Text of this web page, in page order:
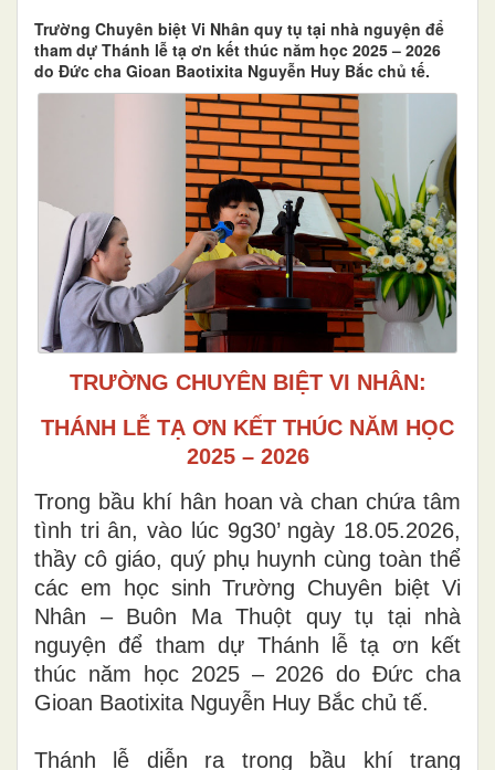
Trường Chuyên biệt Vi Nhân quy tụ tại nhà nguyện để
tham dự Thánh lễ tạ ơn kết thúc năm học 2025 – 2026
do Đức cha Gioan Baotixita Nguyễn Huy Bắc chủ tế.
TRƯỜNG CHUYÊN BIỆT VI NHÂN:
THÁNH LỄ TẠ ƠN KẾT THÚC NĂM HỌC
2025 – 2026
Trong bầu khí hân hoan và chan chứa tâm
tình tri ân, vào lúc 9g30’ ngày 18.05.2026,
thầy cô giáo, quý phụ huynh cùng toàn thể
các em học sinh Trường Chuyên biệt Vi
Nhân – Buôn Ma Thuột quy tụ tại nhà
nguyện để tham dự Thánh lễ tạ ơn kết
thúc năm học 2025 – 2026 do Đức cha
Gioan Baotixita Nguyễn Huy Bắc chủ tế.
Thánh lễ diễn ra trong bầu khí trang